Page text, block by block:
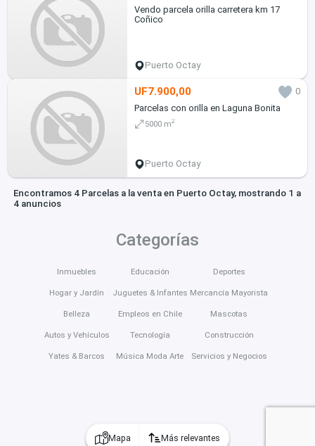
Mapa Más relevantes
Vendo parcela orilla carretera km 17
Coñico
Puerto Octay
UF7.900,00
0
Parcelas con orilla en Laguna Bonita
5000 m2
Puerto Octay
Encontramos 4 Parcelas a la venta en Puerto Octay, mostrando 1 a
4 anuncios
Categorías
Inmuebles
Hogar y Jardín
Belleza
Autos y Vehículos
Yates & Barcos
Educación
Juguetes & Infantes
Empleos en Chile
Tecnología
Música Moda Arte
Deportes
Mercancía Mayorista
Mascotas
Construcción
Servicios y Negocios